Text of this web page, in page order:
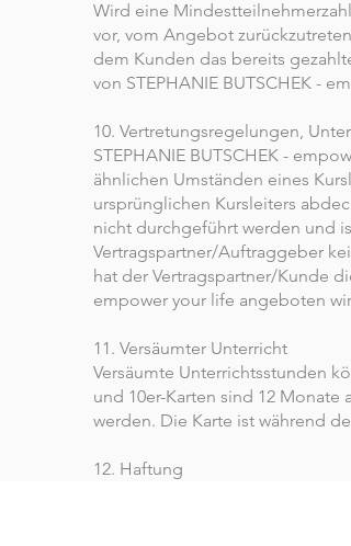
Wird eine
vor, vom Angebot
dem Kunden das bereits
von STEPHANIE BUTSCHEK -
10. Vertretungsregelungen,
STEPHANIE BUTSCHEK -
ähnlichen Umständen eines
ursprünglichen Kursleiters
nicht durchgeführt werden und
Vertragspartner/Auftraggeber
hat der Vertragspartner/Kunde
empower your life angeboten
11. Versäumter Unterricht
Versäumte Unterrichtsstunden
und 10er-Karten sind 12
werden. Die Karte ist während
12. Haftung